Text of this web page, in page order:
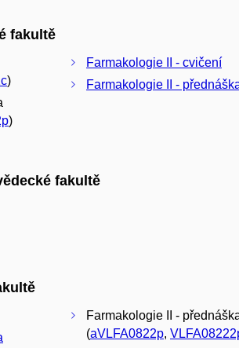
fakultě
)
)
Farmakologie II - cvičení
Farmakologie II -
fakultě
Farmakologie II -
(aVLFA0822p,